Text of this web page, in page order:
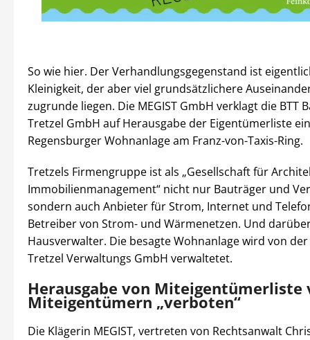
So wie hier. Der Verhandlungsgegenstand ist
Kleinigkeit, der aber viel grundsätzlichere
zugrunde liegen. Die MEGIST GmbH verklagt die BTT
Tretzel GmbH auf Herausgabe der Eigentümerliste
Regensburger Wohnanlage am Franz-von-Taxis-Ring.
Tretzels Firmengruppe ist als „Gesellschaft für
Immobilienmanagement“ nicht nur Bauträger und
sondern auch Anbieter für Strom, Internet und
Betreiber von Strom- und Wärmenetzen. Und
Hausverwalter. Die besagte Wohnanlage wird von
Tretzel Verwaltungs GmbH verwaltetet.
Herausgabe von Miteigentümerliste
Miteigentümern „verboten“
Die Klägerin MEGIST, vertreten von Rechtsanwalt